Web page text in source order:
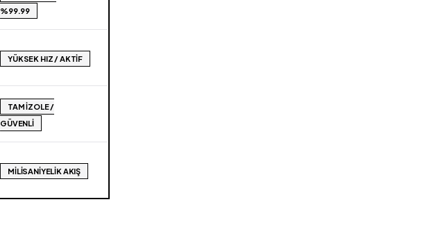
%99.99
YÜKSEK HIZ / AKTIF
TAM İZOLE /
GÜVENLI
MILISANIYELIK AKIŞ